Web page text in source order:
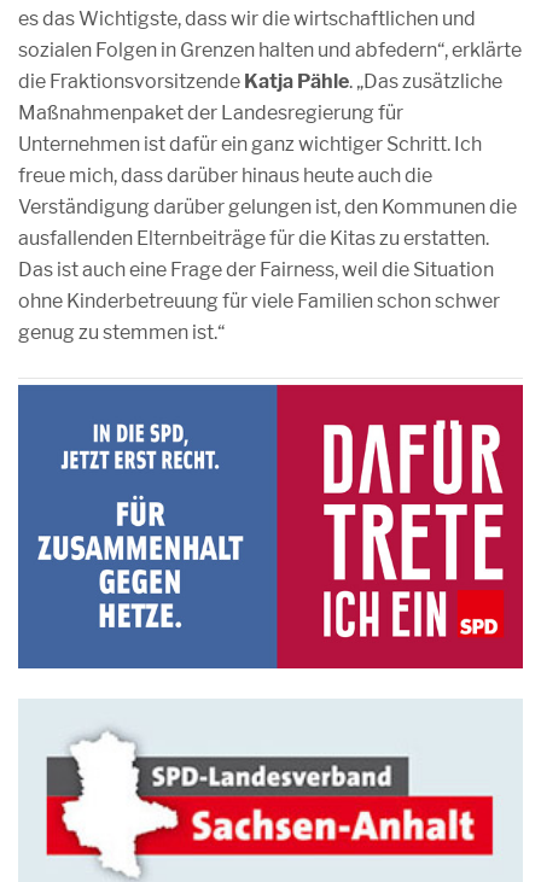
es das Wichtigste, dass wir die wirtschaftlichen und
sozialen Folgen in Grenzen halten und abfedern“, erklärte
die Fraktionsvorsitzende Katja Pähle. „Das zusätzliche
Maßnahmenpaket der Landesregierung für
Unternehmen ist dafür ein ganz wichtiger Schritt. Ich
freue mich, dass darüber hinaus heute auch die
Verständigung darüber gelungen ist, den Kommunen die
ausfallenden Elternbeiträge für die Kitas zu erstatten.
Das ist auch eine Frage der Fairness, weil die Situation
ohne Kinderbetreuung für viele Familien schon schwer
genug zu stemmen ist.“